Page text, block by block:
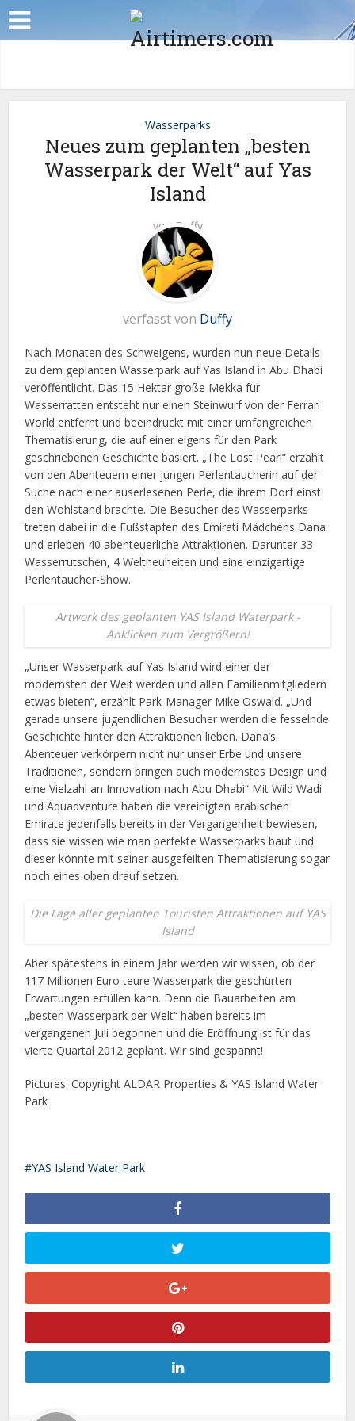
Wasserparks
Neues zum geplanten „besten
Wasserpark der Welt“ auf Yas
Island
vonDuffy
verfasst von Duffy
Nach Monaten des Schweigens, wurden nun neue Details
zu dem geplanten Wasserpark auf Yas Island in Abu Dhabi
veröffentlicht. Das 15 Hektar große Mekka für
Wasserratten entsteht nur einen Steinwurf von der Ferrari
World entfernt und beeindruckt mit einer umfangreichen
Thematisierung, die auf einer eigens für den Park
geschriebenen Geschichte basiert. „The Lost Pearl“ erzählt
von den Abenteuern einer jungen Perlentaucherin auf der
Suche nach einer auserlesenen Perle, die ihrem Dorf einst
den Wohlstand brachte. Die Besucher des Wasserparks
treten dabei in die Fußstapfen des Emirati Mädchens Dana
und erleben 40 abenteuerliche Attraktionen. Darunter 33
Wasserrutschen, 4 Weltneuheiten und eine einzigartige
Perlentaucher-Show.
Artwork des geplanten YAS Island Waterpark -
Anklicken zum Vergrößern!
„Unser Wasserpark auf Yas Island wird einer der
modernsten der Welt werden und allen Familienmitgliedern
etwas bieten“, erzählt Park-Manager Mike Oswald. „Und
gerade unsere jugendlichen Besucher werden die fesselnde
Geschichte hinter den Attraktionen lieben. Dana’s
Abenteuer verkörpern nicht nur unser Erbe und unsere
Traditionen, sondern bringen auch modernstes Design und
eine Vielzahl an Innovation nach Abu Dhabi“ Mit Wild Wadi
und Aquadventure haben die vereinigten arabischen
Emirate jedenfalls bereits in der Vergangenheit bewiesen,
dass sie wissen wie man perfekte Wasserparks baut und
dieser könnte mit seiner ausgefeilten Thematisierung sogar
noch eines oben drauf setzen.
Die Lage aller geplanten Touristen Attraktionen auf YAS
Island
Aber spätestens in einem Jahr werden wir wissen, ob der
117 Millionen Euro teure Wasserpark die geschürten
Erwartungen erfüllen kann. Denn die Bauarbeiten am
„besten Wasserpark der Welt“ haben bereits im
vergangenen Juli begonnen und die Eröffnung ist für das
vierte Quartal 2012 geplant. Wir sind gespannt!
Pictures: Copyright ALDAR Properties & YAS Island Water
Park
YAS Island Water Park